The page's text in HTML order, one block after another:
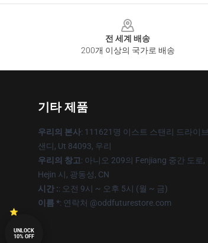
전 세계 배송
200개 이상의 국가로 배송
기타 제품
우리의 본사: 111621명 이스트 스탠리 드라이브
샌디, Ut 84093, 우리
우리의 창고: 아니오 209의 Fenjiang 중간 도로,
Hejin 시, 광동성, CN
시간 :: 오전 9시 ~ 오후 5시 (월 ~ 금)
이름 *: 연락처 @oddfuturestore.com
UNLOCK
10% OFF